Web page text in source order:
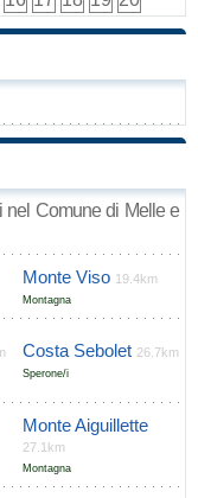
nel Comune di Melle e
Monte Viso 19.4km
Montagna
Costa Sebolet 26.7km
Sperone/i
Monte Aiguillette
27.1km
Montagna